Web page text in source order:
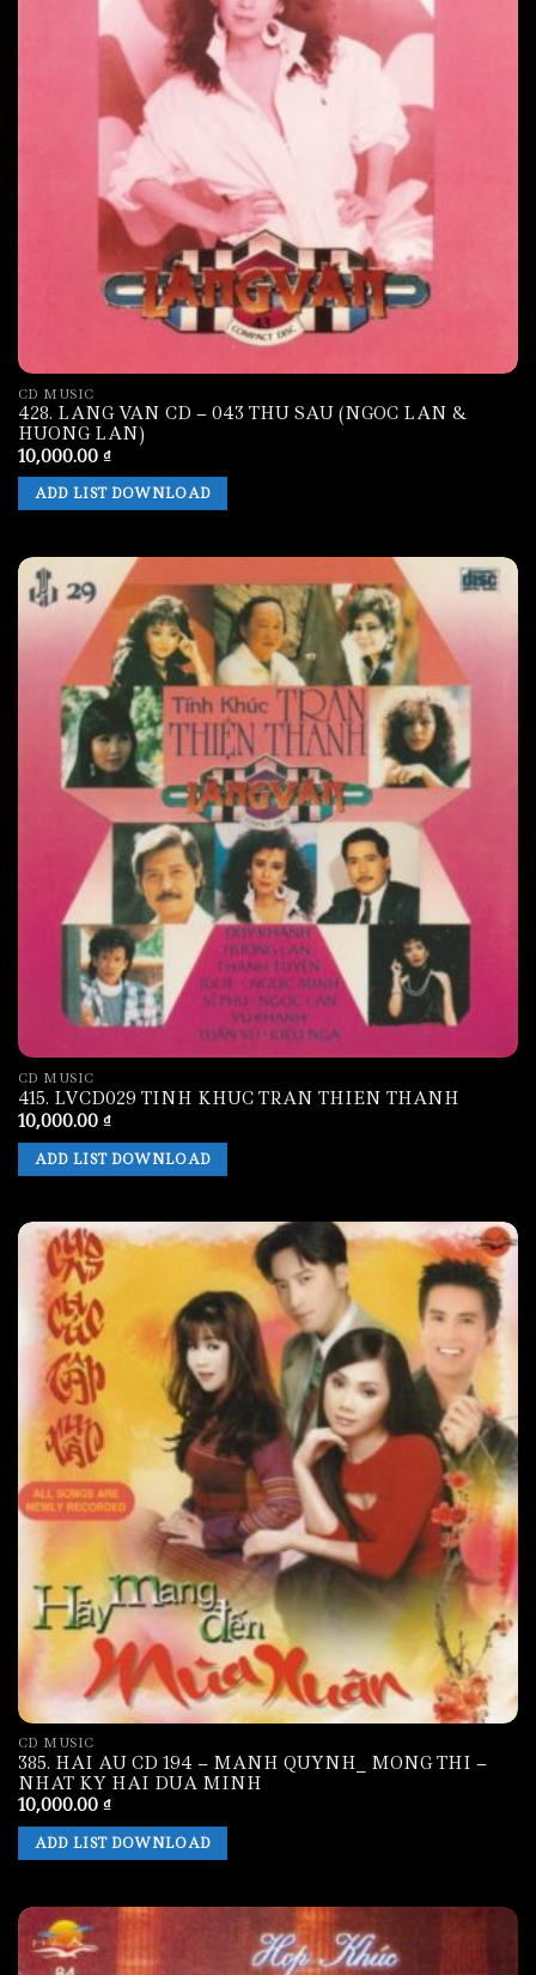
CD MUSIC
428. LANG VAN CD – 043 THU SAU (NGOC LAN &
HUONG LAN)
10,000.00 ₫
ADD LIST DOWNLOAD
CD MUSIC
415. LVCD029 TINH KHUC TRAN THIEN THANH
10,000.00 ₫
ADD LIST DOWNLOAD
CD MUSIC
385. HAI AU CD 194 – MANH QUYNH_ MONG THI –
NHAT KY HAI DUA MINH
10,000.00 ₫
ADD LIST DOWNLOAD